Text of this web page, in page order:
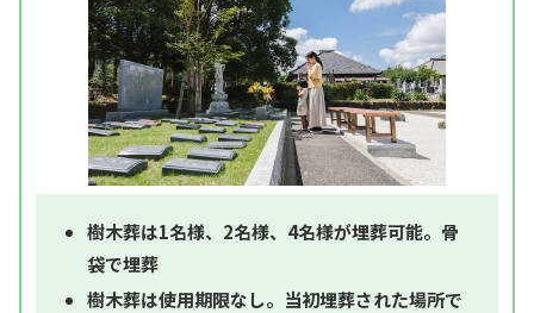
樹木葬は1名様、2名様、4名様が埋葬可能。骨
袋で埋葬
樹木葬は使用期限なし。当初埋葬された場所で